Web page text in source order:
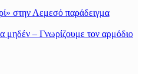
στην Λεμεσό παράδειγμα
μηδέν – Γνωρίζουμε τον αρμόδιο